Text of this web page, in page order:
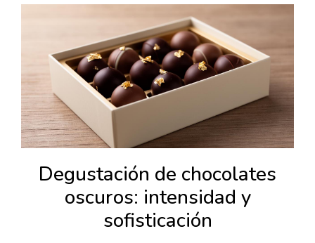
Degustación de chocolates
oscuros: intensidad y
sofisticación